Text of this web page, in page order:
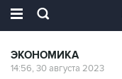
ЭКОНОМИКА
14:56, 30 августа 2023